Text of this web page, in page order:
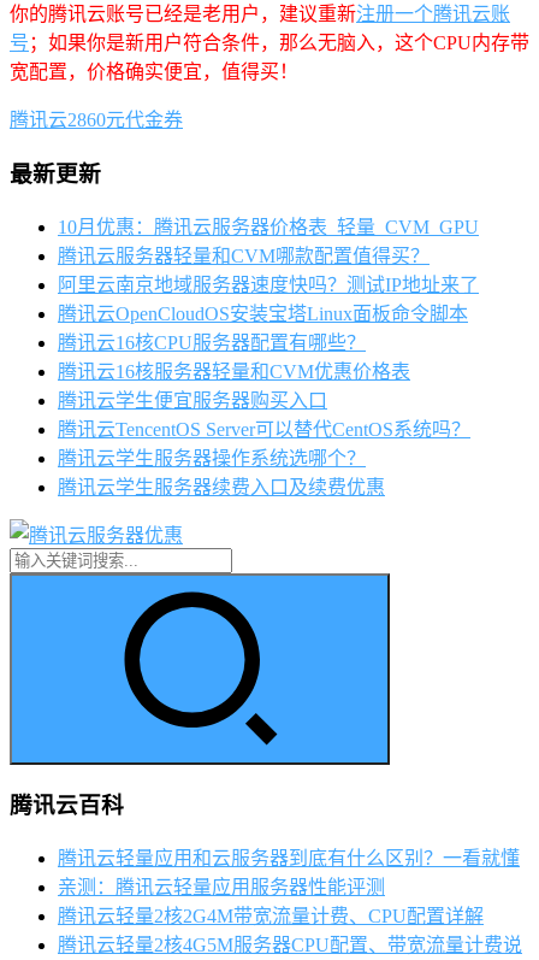
你的腾讯云账号已经是老用户，建议重新注册一个腾讯云账
号 ；如果你是新用户符合条件，那么无脑入，这个CPU内存带
宽配置，价格确实便宜，值得买！
腾讯云2860元代金券
最新更新
10月优惠：腾讯云服务器价格表_轻量_CVM_GPU
腾讯云服务器轻量和CVM哪款配置值得买？
阿里云南京地域服务器速度快吗？测试IP地址来了
腾讯云OpenCloudOS安装宝塔Linux面板命令脚本
腾讯云16核CPU服务器配置有哪些？
腾讯云16核服务器轻量和CVM优惠价格表
腾讯云学生便宜服务器购买入口
腾讯云TencentOS Server可以替代CentOS系统吗？
腾讯云学生服务器操作系统选哪个？
腾讯云学生服务器续费入口及续费优惠
腾讯云百科
腾讯云轻量应用和云服务器到底有什么区别？一看就懂
亲测：腾讯云轻量应用服务器性能评测
腾讯云轻量2核2G4M带宽流量计费、CPU配置详解
腾讯云轻量2核4G5M服务器CPU配置、带宽流量计费说